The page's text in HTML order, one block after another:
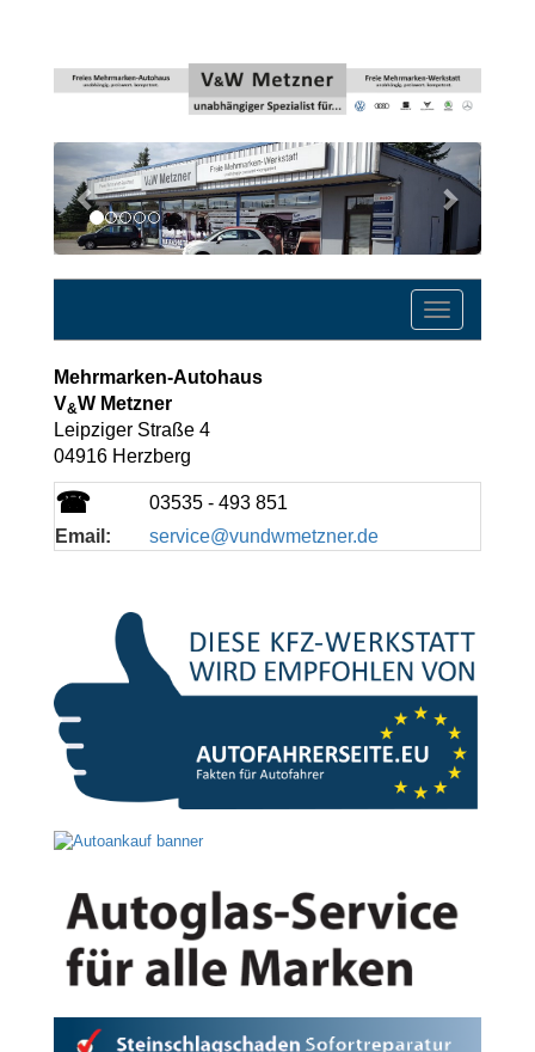
Previous Next
Toggle
Mehrmarken-Autohaus
V&W Metzner
Leipziger Straße 4
04916 Herzberg
☎
03535 - 493 851
Email:
service@vundwmetzner.de